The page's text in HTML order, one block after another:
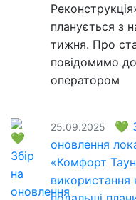
планується з
тижня. Про
повідомимо
оператором
25.09.2025
💚
оновлення
«Комфорт
використання